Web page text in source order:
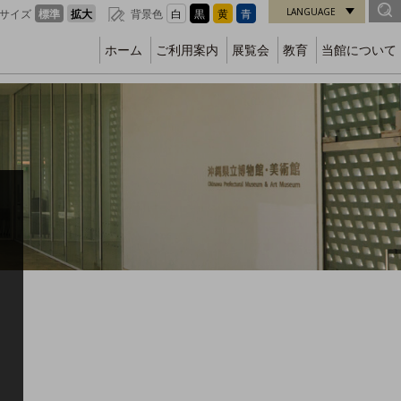
イズ 標準 拡大 背景色 白 黒 黄 青 LANGUAGE
ホーム ご利用案内 展覧会 教育 当館について